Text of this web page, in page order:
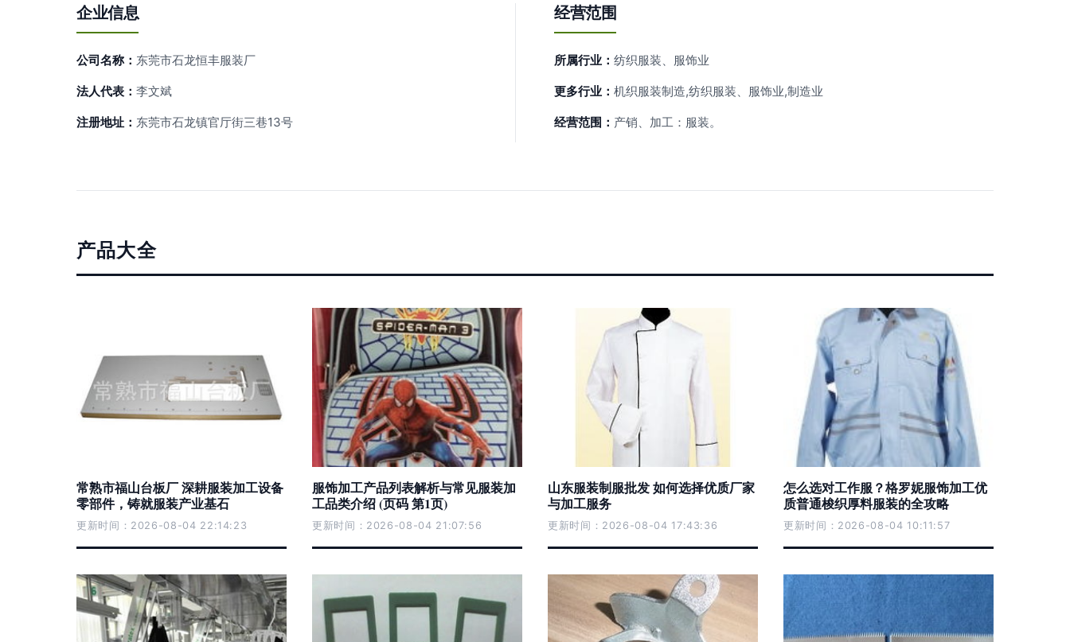
企业信息
公司名称： 东莞市石龙恒丰服装厂
法人代表： 李文斌
注册地址： 东莞市石龙镇官厅街三巷13号
经营范围
所属行业： 纺织服装、服饰业
更多行业： 机织服装制造,纺织服装、服饰业,制造业
经营范围： 产销、加工：服装。
产品大全
常熟市福山台板厂 深耕服装加工设备
零部件，铸就服装产业基石
更新时间：2026-08-04 22:14:23
服饰加工产品列表解析与常见服装加
工品类介绍 (页码 第1页)
更新时间：2026-08-04 21:07:56
山东服装制服批发 如何选择优质厂家
与加工服务
更新时间：2026-08-04 17:43:36
怎么选对工作服？格罗妮服饰加工优
质普通梭织厚料服装的全攻略
更新时间：2026-08-04 10:11:57